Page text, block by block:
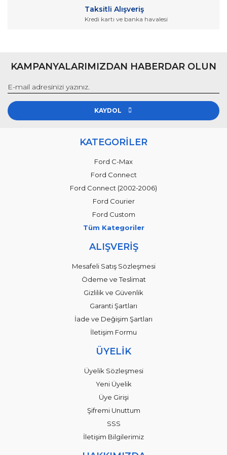
Taksitli Alışveriş
Kredi kartı ve banka havalesi
KAMPANYALARIMIZDAN HABERDAR OLUN
KAYDOL
KATEGORİLER
Ford C-Max
Ford Connect
Ford Connect (2002-2006)
Ford Courier
Ford Custom
Tüm Kategoriler
ALIŞVERİŞ
Mesafeli Satış Sözleşmesi
Ödeme ve Teslimat
Gizlilik ve Güvenlik
Garanti Şartları
İade ve Değişim Şartları
İletişim Formu
ÜYELİK
Üyelik Sözleşmesi
Yeni Üyelik
Üye Girişi
Şifremi Unuttum
SSS
İletişim Bilgilerimiz